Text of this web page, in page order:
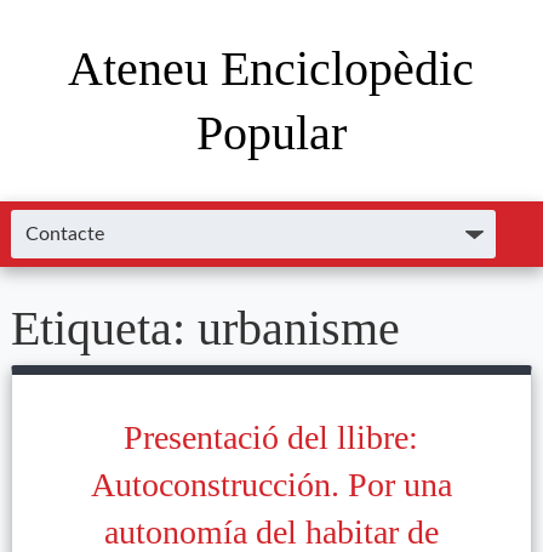
Ateneu Enciclopèdic
Popular
Etiqueta: urbanisme
Presentació del llibre:
Autoconstrucción. Por una
autonomía del habitar de